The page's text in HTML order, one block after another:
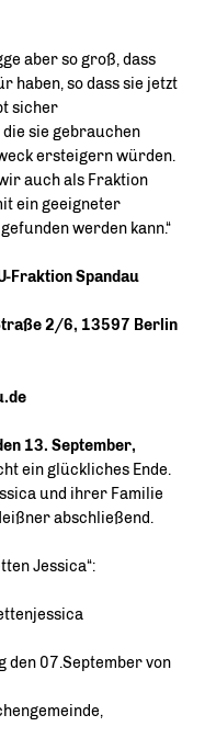
aber so groß, dass
haben, so dass sie jetzt
sicher
sie gebrauchen
ersteigern würden.
auch als Fraktion
ein geeigneter
werden kann.“
Fraktion Spandau
2/6, 13597 Berlin
13. September,
ein glückliches Ende.
und ihrer Familie
abschließend.
Jessica“:
den 07.September von